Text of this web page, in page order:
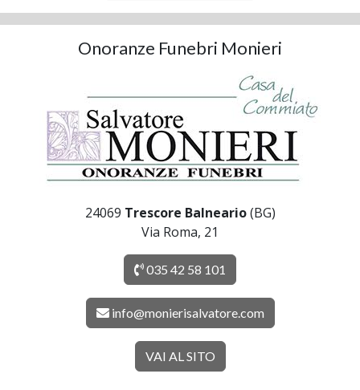
Onoranze Funebri Monieri
24069 Trescore Balneario(BG)
Via Roma, 21
035 42 58 101
info@monierisalvatore.com
VAI AL SITO